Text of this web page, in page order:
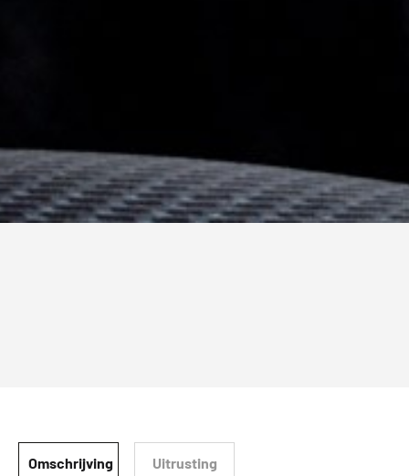
Omschrijving Uitrusting